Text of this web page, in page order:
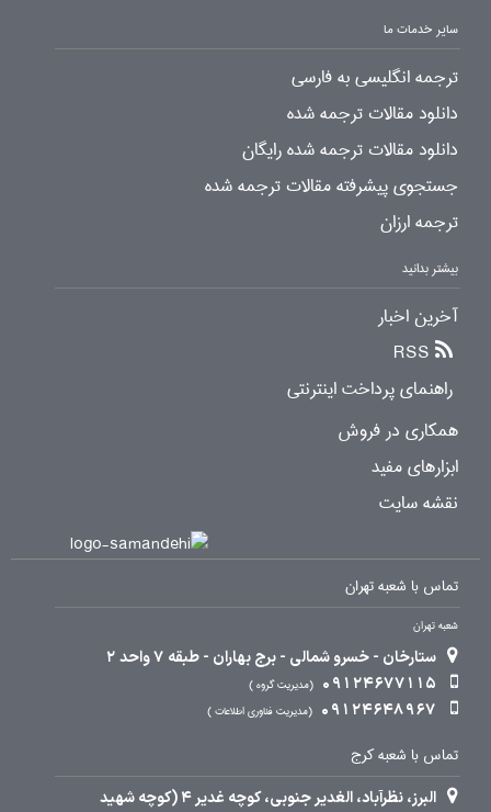
سایر خدمات ما
ترجمه انگلیسی به فارسی
دانلود مقالات ترجمه شده
دانلود مقالات ترجمه شده رایگان
جستجوی پیشرفته مقالات ترجمه شده
ترجمه ارزان
بیشتر بدانید
آخرین اخبار
RSS
راهنمای پرداخت اینترنتی
همکاری در فروش
ابزارهای مفید
نقشه سایت
تماس با شعبه تهران
شعبه تهران
ستارخان - خسرو شمالی - برج بهاران - طبقه 7 واحد 2
09124677115
مدیریت گروه
09124648967 مدیریت فناوری اطلاعات
تماس با شعبه کرج
البرز، نظرآباد، الغدیر جنوبی، کوچه غدیر 4 (کوچه شهید